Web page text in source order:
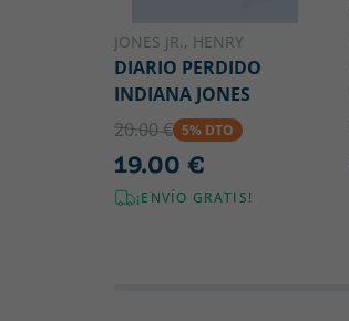
JONES JR., HENRY
DIARIO PERDIDO
INDIANA JONES
20.00 € 5% DTO
19.00 €
¡ENVÍO GRATIS!